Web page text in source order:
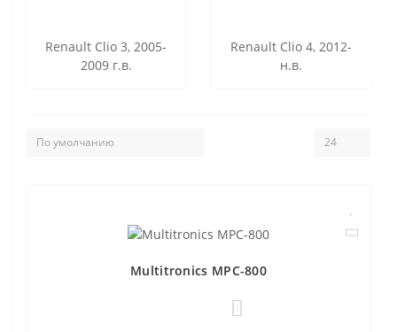
Renault Clio 3, 2005-
2009 г.в.
Renault Clio 4, 2012-
н.в.
Multitronics MPC-800